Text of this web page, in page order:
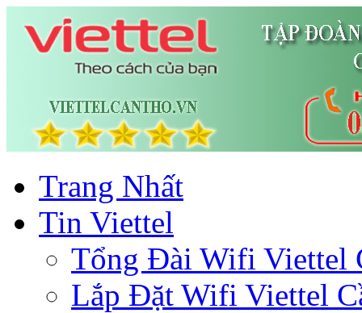
Trang Nhất
Tin Viettel
Tổng Đài Wifi Viettel
Lắp Đặt Wifi Viettel